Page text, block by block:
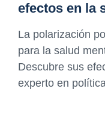
efectos en la
La polarización
para la salud
Descubre sus
experto en